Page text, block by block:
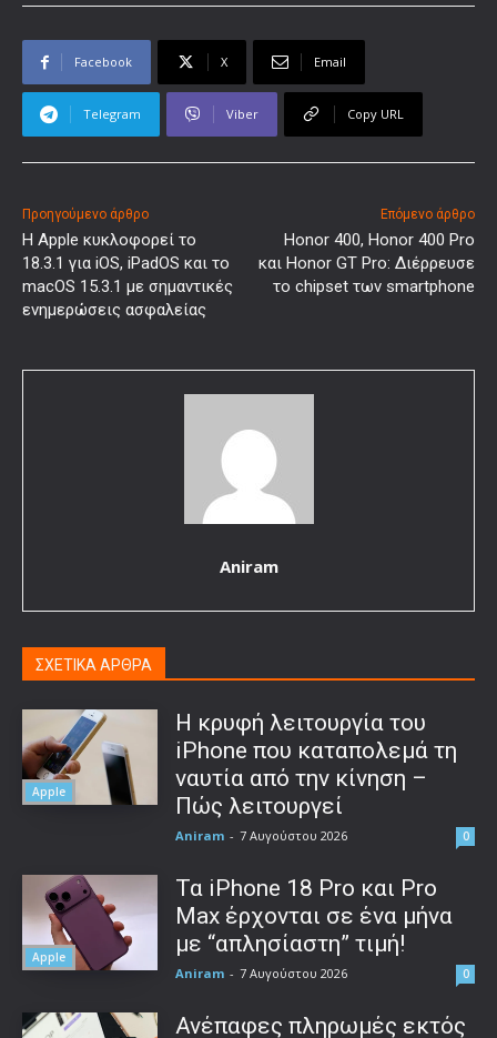
Facebook X Email
Telegram Viber Copy URL
Προηγούμενο άρθρο
Η Apple κυκλοφορεί το
18.3.1 για iOS, iPadOS και το
macOS 15.3.1 με σημαντικές
ενημερώσεις ασφαλείας
Επόμενο άρθρο
Honor 400, Honor 400 Pro
και Honor GT Pro: Διέρρευσε
το chipset των smartphone
Aniram
ΣΧΕΤΙΚΑ ΑΡΘΡΑ
Apple
Η κρυφή λειτουργία του
iPhone που καταπολεμά τη
ναυτία από την κίνηση –
Πώς λειτουργεί
Aniram - 7 Αυγούστου 2026 0
Apple
Τα iPhone 18 Pro και Pro
Max έρχονται σε ένα μήνα
με “απλησίαστη” τιμή!
Aniram - 7 Αυγούστου 2026 0
Ανέπαφες πληρωμές εκτός